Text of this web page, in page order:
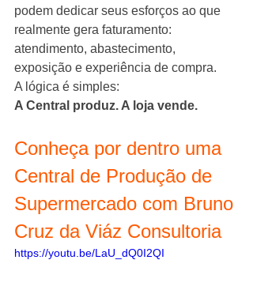
podem dedicar seus esforços ao que
realmente gera faturamento:
atendimento, abastecimento,
exposição e experiência de compra.
A lógica é simples:
A Central produz. A loja vende.
Conheça por dentro uma
Central de Produção de
Supermercado com Bruno
Cruz da Viáz Consultoria
https://youtu.be/LaU_dQ0I2QI